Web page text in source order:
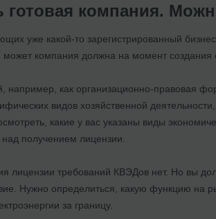
готовая компания.
уже какой-то зарегистрированный
компания должна на момент создания
например, как организационно-правовая
видов хозяйственной
какие у вас указаны виды
получением лицензии.
лицензии требований КВЭДов нет. Но вы
Нужно определиться, какую функцию на
за границу.